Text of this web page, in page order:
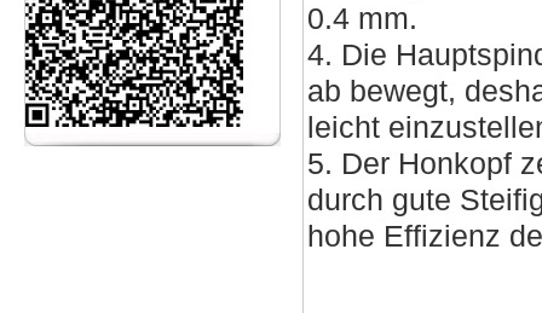
0.4 mm.
4. Die
ab bewegt,
leicht
5. Der Honkopf
durch gute
hohe Effizienz